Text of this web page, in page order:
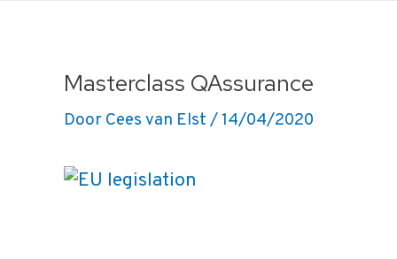
Masterclass QAssurance
Door Cees van Elst /14/04/2020